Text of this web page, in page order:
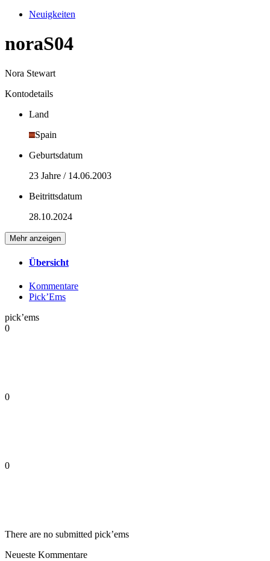
Neuigkeiten
noraS04
Nora Stewart
Kontodetails
Land
Spain
Geburtsdatum
23 Jahre / 14.06.2003
Beitrittsdatum
28.10.2024
Mehr anzeigen
Übersicht
Kommentare
Pick’Ems
pick’ems
0
0
0
There are no submitted pick’ems
Neueste Kommentare